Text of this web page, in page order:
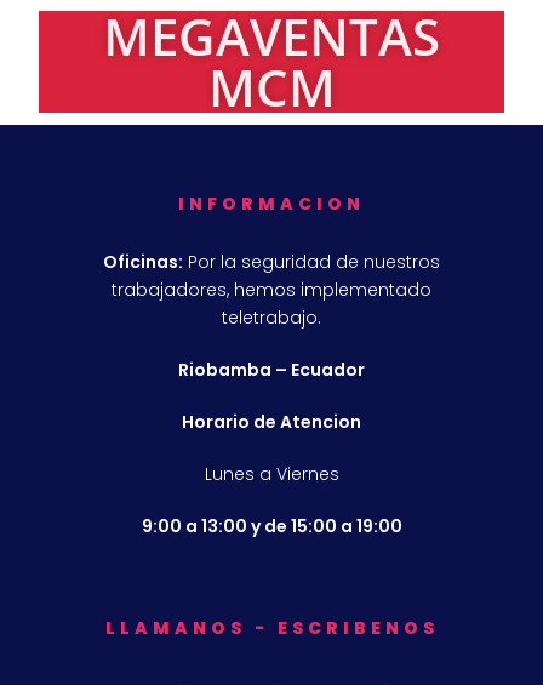
MEGAVENTAS
MCM
INFORMACION
Oficinas: Por la seguridad de nuestros
trabajadores, hemos implementado
teletrabajo.
Riobamba – Ecuador
Horario de Atencion
Lunes a Viernes
9:00 a 13:00 y de 15:00 a 19:00
LLAMANOS - ESCRIBENOS